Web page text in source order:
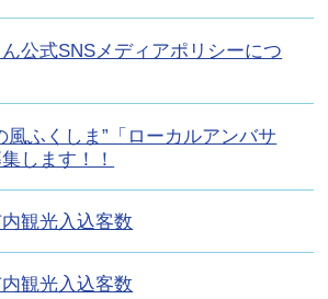
公式SNSメディアポリシーにつ
風ふくしま”「ローカルアンバサ
します！！
観光入込客数
観光入込客数